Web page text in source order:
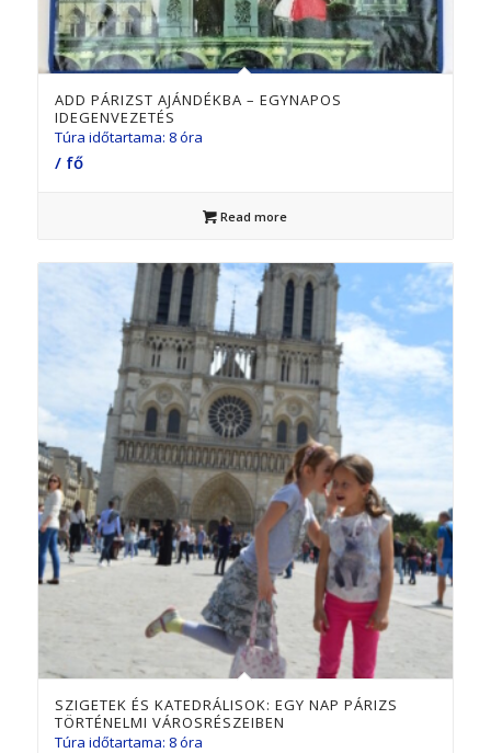
ADD PÁRIZST AJÁNDÉKBA – EGYNAPOS
IDEGENVEZETÉS
Túra időtartama: 8 óra
/ fő
Read more
SZIGETEK ÉS KATEDRÁLISOK: EGY NAP PÁRIZS
TÖRTÉNELMI VÁROSRÉSZEIBEN
Túra időtartama: 8 óra